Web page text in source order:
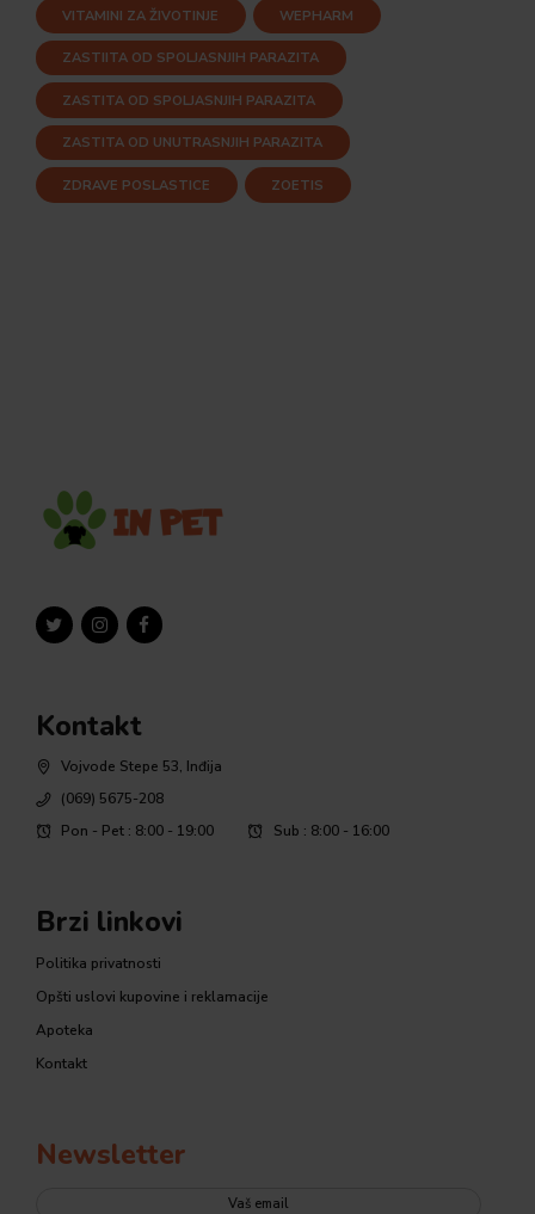
VITAMINI ZA ŽIVOTINJE WEPHARM
ZASTIITA OD SPOLJASNJIH PARAZITA
ZASTITA OD SPOLJASNJIH PARAZITA
ZASTITA OD UNUTRASNJIH PARAZITA
ZDRAVE POSLASTICE ZOETIS
Kontakt
Vojvode Stepe 53, Inđija
(069) 5675-208
Pon - Pet : 8:00 - 19:00
Sub : 8:00 - 16:00
Brzi linkovi
Politika privatnosti
Opšti uslovi kupovine i reklamacije
Apoteka
Kontakt
Newsletter